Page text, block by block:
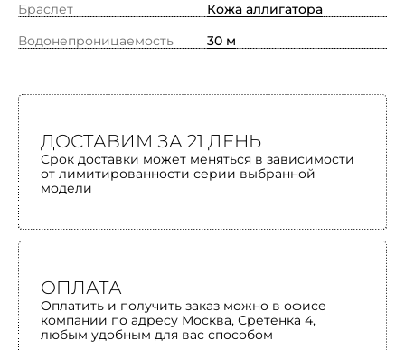
Браслет
Кожа аллигатора
Водонепроницаемость
30 м
ДОСТАВИМ ЗА 21 ДЕНЬ
Срок доставки может меняться в зависимости
от лимитированности серии выбранной
модели
ОПЛАТА
Оплатить и получить заказ можно в офисе
компании по адресу Москва, Сретенка 4,
любым удобным для вас способом